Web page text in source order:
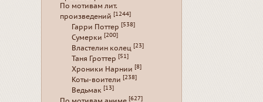
По мотивам лит.
произведений [1244]
Гарри Поттер [538]
Сумерки [200]
Властелин колец [23]
Таня Гроттер [51]
Хроники Нарнии [8]
Коты-воители [238]
Ведьмак [13]
[627]